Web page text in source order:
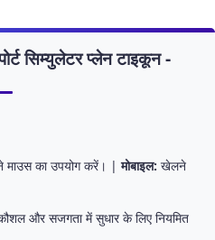
सिम्युलेटर प्लेन टाइकून -
माउस का उपयोग करें। |मोबाइल: खेलने
और सजगता में सुधार के लिए नियमित